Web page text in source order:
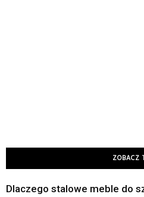
ZOBACZ
Dlaczego stalowe meble do